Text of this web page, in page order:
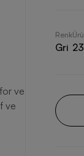
ve
ve
Renk
Gri